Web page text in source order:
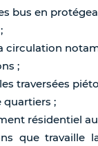
bus en
circulation
;
traversées
quartiers ;
résidentiel
que travaille